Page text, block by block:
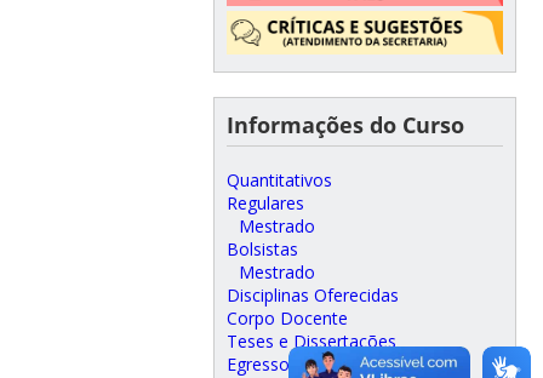
Informações do Curso
Quantitativos
Regulares
Mestrado
Bolsistas
Mestrado
Disciplinas Oferecidas
Corpo Docente
Teses e Dissertações
Egressos